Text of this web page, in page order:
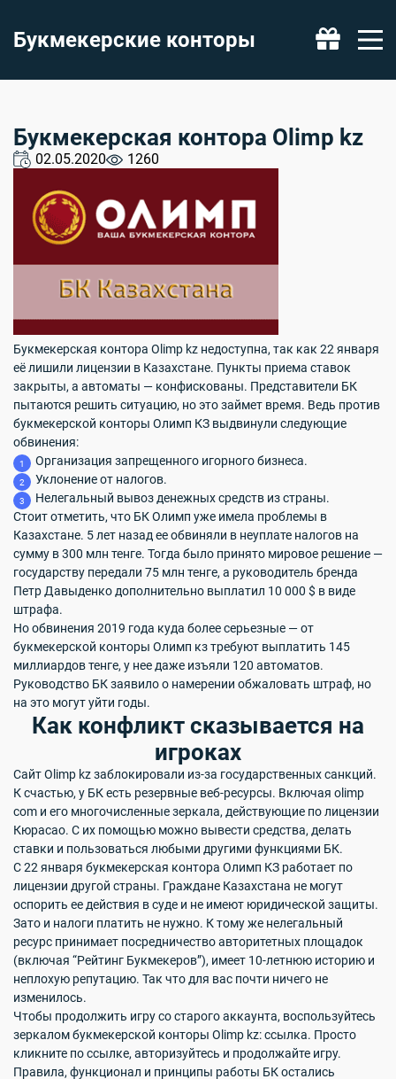
Букмекерские конторы
Букмекерская контора Olimp kz
02.05.2020 1260
Букмекерская контора Olimp kz недоступна, так как 22 января
её лишили лицензии в Казахстане. Пункты приема ставок
закрыты, а автоматы — конфискованы. Представители БК
пытаются решить ситуацию, но это займет время. Ведь против
букмекерской конторы Олимп КЗ выдвинули следующие
обвинения:
Организация запрещенного игорного бизнеса.
Уклонение от налогов.
Нелегальный вывоз денежных средств из страны.
Стоит отметить, что БК Олимп уже имела проблемы в
Казахстане. 5 лет назад ее обвиняли в неуплате налогов на
сумму в 300 млн тенге. Тогда было принято мировое решение —
государству передали 75 млн тенге, а руководитель бренда
Петр Давыденко дополнительно выплатил 10 000 $ в виде
штрафа.
Но обвинения 2019 года куда более серьезные — от
букмекерской конторы Олимп кз требуют выплатить 145
миллиардов тенге, у нее даже изъяли 120 автоматов.
Руководство БК заявило о намерении обжаловать штраф, но
на это могут уйти годы.
Как конфликт сказывается на
игроках
Сайт Olimp kz заблокировали из-за государственных санкций.
К счастью, у БК есть резервные веб-ресурсы. Включая olimp
com и его многочисленные зеркала, действующие по лицензии
Кюрасао. С их помощью можно вывести средства, делать
ставки и пользоваться любыми другими функциями БК.
С 22 января букмекерская контора Олимп КЗ работает по
лицензии другой страны. Граждане Казахстана не могут
оспорить ее действия в суде и не имеют юридической защиты.
Зато и налоги платить не нужно. К тому же нелегальный
ресурс принимает посредничество авторитетных площадок
(включая “Рейтинг Букмекеров”), имеет 10-летнюю историю и
неплохую репутацию. Так что для вас почти ничего не
изменилось.
Чтобы продолжить игру со старого аккаунта, воспользуйтесь
зеркалом букмекерской конторы Olimp kz: ссылка. Просто
кликните по ссылке, авторизуйтесь и продолжайте игру.
Правила, функционал и принципы работы БК остались